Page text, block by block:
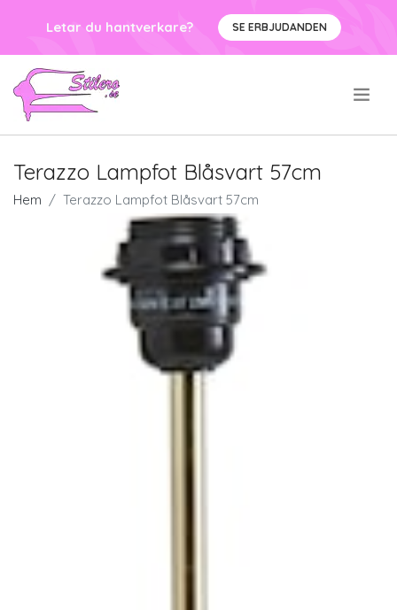
Letar du hantverkare? SE ERBJUDANDEN
Terazzo Lampfot Blåsvart 57cm
Hem Terazzo Lampfot Blåsvart 57cm